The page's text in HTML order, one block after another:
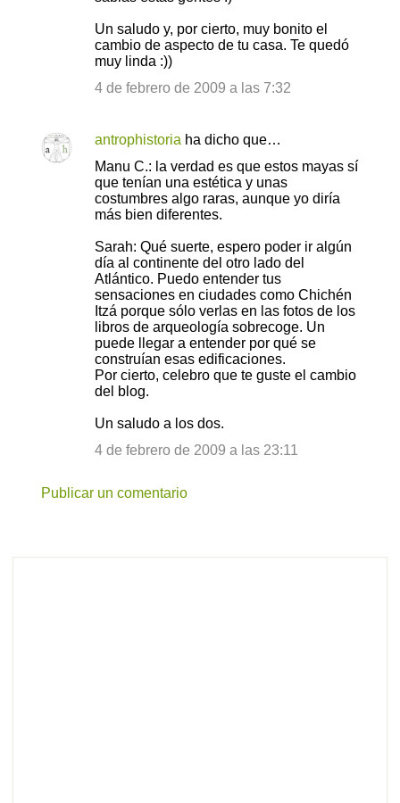
Un saludo y, por cierto, muy bonito el
cambio de aspecto de tu casa. Te quedó
muy linda :))
4 de febrero de 2009 a las 7:32
antrophistoria ha dicho que…
Manu C.: la verdad es que estos mayas sí
que tenían una estética y unas
costumbres algo raras, aunque yo diría
más bien diferentes.
Sarah: Qué suerte, espero poder ir algún
día al continente del otro lado del
Atlántico. Puedo entender tus
sensaciones en ciudades como Chichén
Itzá porque sólo verlas en las fotos de los
libros de arqueología sobrecoge. Un
puede llegar a entender por qué se
construían esas edificaciones.
Por cierto, celebro que te guste el cambio
del blog.
Un saludo a los dos.
4 de febrero de 2009 a las 23:11
Publicar un comentario